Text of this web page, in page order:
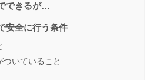
できるが…
安全に行う条件
ついていること